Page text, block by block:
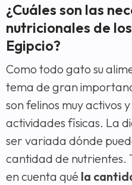
¿Cuáles son las
nutricionales de
Egipcio?
Como todo gato su
tema de gran
son felinos muy activos
actividades físicas. La
ser variada dónde
cantidad de nutrientes.
en cuenta qué la